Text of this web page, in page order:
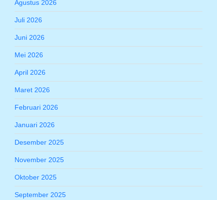
Agustus 2026
Juli 2026
Juni 2026
Mei 2026
April 2026
Maret 2026
Februari 2026
Januari 2026
Desember 2025
November 2025
Oktober 2025
September 2025